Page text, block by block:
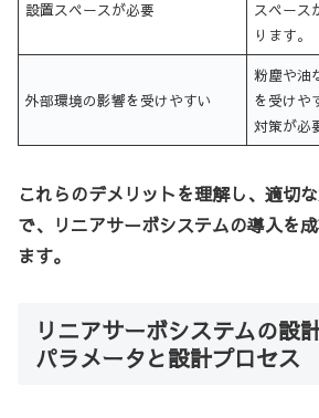
設置スペースが必要
スペース
ります。
外部環境の影響を受けやすい
粉塵や油
を受けや
対策が必
これらのデメリットを理解し、適切
で、リニアサーボシステムの導入を
ます。
リニアサーボシステムの設
パラメータと設計プロセス